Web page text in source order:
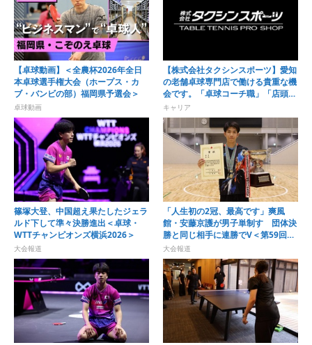
【卓球動画】＜全農杯2026年全日
本卓球選手権大会（ホープス・カ
ブ・バンビの部）福岡県予選会＞
卓球動画
【株式会社タクシンスポーツ】愛知
の老舗卓球専門店で働ける貴重な機
会です。「卓球コーチ職」「店頭販
売職」募集開始！
キャリア
篠塚大登、中国超え果たしたジェラ
ルド下して準々決勝進出＜卓球・
WTTチャンピオンズ横浜2026＞
大会報道
「人生初の2冠、最高です」爽風
館・安藤京護が男子単制す 団体決
勝と同じ相手に連勝でV＜第59回全
国高等学校定時制通信制卓球大会＞
大会報道